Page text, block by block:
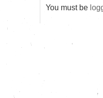
You must be